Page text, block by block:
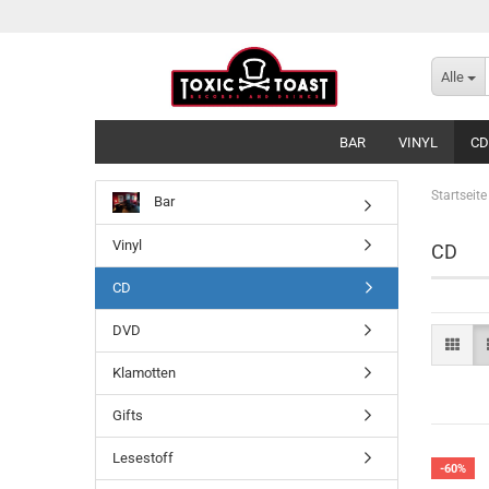
Alle
BAR VINYL CD
Startseite
CD
-60%
Bar
Vinyl
CD
DVD
Klamotten
Gifts
Lesestoff